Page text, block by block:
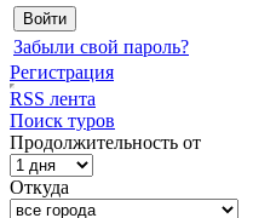
Забыли свой пароль?
Регистрация
RSS лента
Поиск туров
Продолжительность от
Откуда